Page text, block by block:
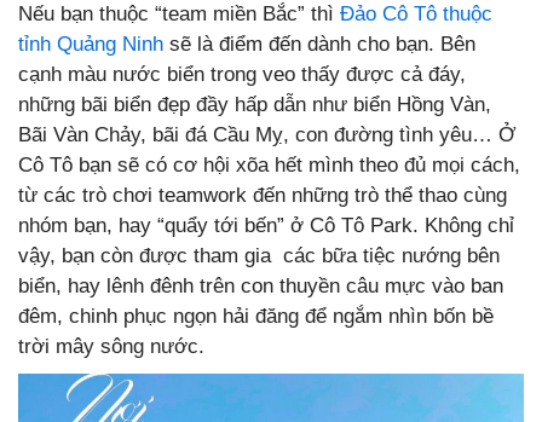
Nếu bạn thuộc “team miền Bắc” thì Đảo Cô Tô thuộc
tỉnh Quảng Ninh sẽ là điểm đến dành cho bạn. Bên
cạnh màu nước biển trong veo thấy được cả đáy,
những bãi biển đẹp đầy hấp dẫn như biển Hồng Vàn,
Bãi Vàn Chảy, bãi đá Cầu Mỵ, con đường tình yêu… Ở
Cô Tô bạn sẽ có cơ hội xõa hết mình theo đủ mọi cách,
từ các trò chơi teamwork đến những trò thể thao cùng
nhóm bạn, hay “quẩy tới bến” ở Cô Tô Park. Không chỉ
vậy, bạn còn được tham gia các bữa tiệc nướng bên
biển, hay lênh đênh trên con thuyền câu mực vào ban
đêm, chinh phục ngọn hải đăng để ngắm nhìn bốn bề
trời mây sông nước.